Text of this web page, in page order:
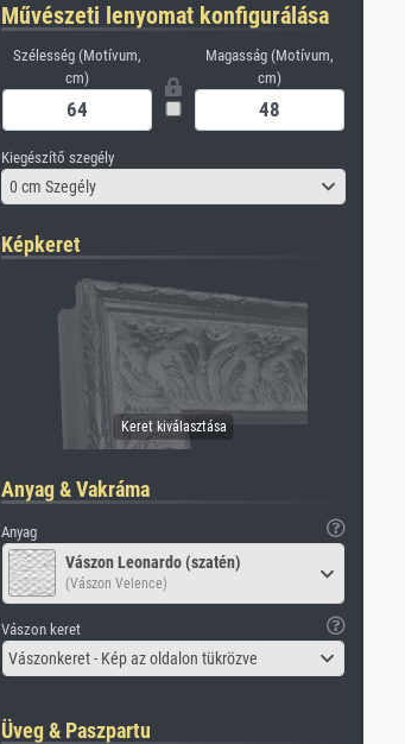
Művészeti lenyomat konfigurálása
Szélesség (Motívum,
cm)
Magasság (Motívum,
cm)
Kiegészítő szegély
0 cm Szegély
Képkeret
Anyag & Vakráma
Anyag
Vászon Leonardo (szatén)
(Vászon Velence)
Vászon keret
Vászonkeret - Kép az oldalon tükrözve
Üveg & Paszpartu